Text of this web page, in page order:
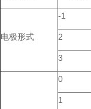
电极形式
-1
2
3
0
1